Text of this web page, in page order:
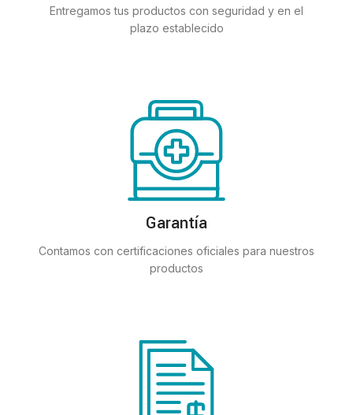
Entregamos tus productos con seguridad y en el
plazo establecido
Garantía
Contamos con certificaciones oficiales para nuestros
productos